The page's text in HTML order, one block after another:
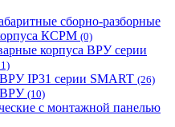
сборно-разборные
КСРМ (0)
корпуса ВРУ серии
IP31 серии SMART (26)
ВРУ(10)
с монтажной панелью